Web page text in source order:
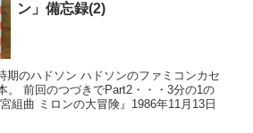
ン」備忘録(2)
期のハドソン ハドソンのファミコンカセ
。 前回のつづきでPart2・・・3分の1の
組曲 ミロンの大冒険』1986年11月13日